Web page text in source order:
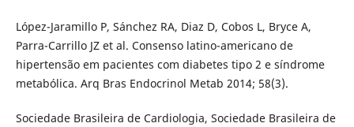
López-Jaramillo P, Sánchez RA, Diaz D, Cobos L, Bryce A,
Parra-Carrillo JZ et al. Consenso latino-americano de
hipertensão em pacientes com diabetes tipo 2 e síndrome
metabólica. Arq Bras Endocrinol Metab 2014; 58(3).
Sociedade Brasileira de Cardiologia, Sociedade Brasileira de